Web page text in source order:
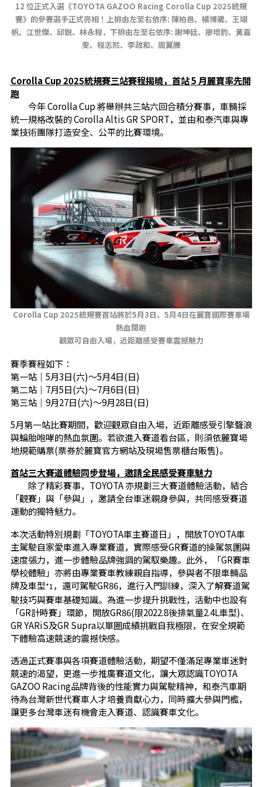
12 位正式入選《TOYOTA GAZOO Racing Corolla Cup 2025統規
賽》的參賽選手正式亮相！上排由左至右依序: 陳柏邑、楊博崴、王翊
帆、江世傑、邱鋭、林永程，下排由左至右依序: 謝坤廷、廖培鈞、黃嘉
雯、程志熙、李政和、周翼騰
Corolla Cup 2025統規賽三站賽程揭曉，首站 5 月麗寶率先開
跑
今年 Corolla Cup 將舉辦共三站六回合積分賽事，車輛採
統一規格改裝的 Corolla Altis GR SPORT，並由和泰汽車與專
業技術團隊打造安全、公平的比賽環境。
Corolla Cup 2025統規賽首站將於5月3日、5月4日在麗寶國際賽車場
熱血開跑
觀眾可自由入場，近距離感受賽車震撼魅力
賽季賽程如下：
第一站｜5月3日(六)～5月4日(日)
第二站｜7月5日(六)～7月6日(日)
第三站｜9月27日(六)～9月28日(日)
5月第一站比賽期間，歡迎觀眾自由入場，近距離感受引擎聲浪
與輪胎咆哮的熱血氛圍。若欲進入賽道看台區，則須依麗寶場
地規範購票(票券於麗寶官方網站及現場售票櫃台販售)。
首站三大賽道體驗同步登場，邀請全民感受賽車魅力
除了精彩賽事，TOYOTA 亦規劃三大賽道體驗活動，結合
「觀賽」與「參與」，邀請全台車迷親身參與，共同感受賽道
運動的獨特魅力。
本次活動特別規劃「TOYOTA車主賽道日」，開放TOYOTA車
主駕駛自家愛車進入專業賽道，實際感受GR賽道的操駕氛圍與
速度張力，進一步體驗品牌強調的駕馭樂趣。此外，「GR賽車
學校體驗」亦將由專業賽車教練親自指導，參與者不限車輛品
牌及車型*1 ，還可駕駛GR86，進行入門訓練，深入了解賽道駕
駛技巧與賽車基礎知識。為進一步提升挑戰性，活動中也設有
「GR計時賽」環節，開放GR86(限2022.8後排氣量2.4L車型)、
GR YARiS及GR Supra以單圈成績挑戰自我極限，在安全規範
下體驗高速競速的震撼快感。
透過正式賽事與各項賽道體驗活動，期望不僅滿足專業車迷對
競速的渴望，更進一步推廣賽道文化，讓大眾認識TOYOTA
GAZOO Racing品牌背後的性能實力與駕駛精神，和泰汽車期
待為台灣新世代賽車人才培養貢獻心力，同時擴大參與門檻，
讓更多台灣車迷有機會走入賽道、認識賽車文化。